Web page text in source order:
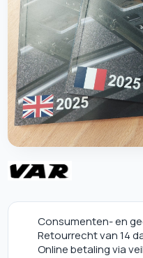
Consumenten- en
Retourrecht van 14
Online betaling via